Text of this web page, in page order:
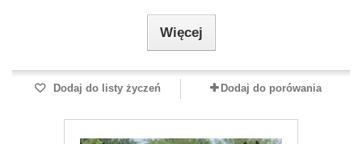
Więcej
Dodaj do listy życzeń Dodaj do porówania